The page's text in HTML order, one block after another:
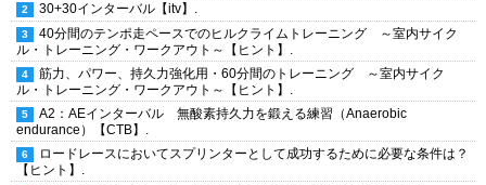
30+30インターバル【itv】.
40分間のテンポ走ペースでのヒルクライムトレーニング ～室内サイク
ル・トレーニング・ワークアウト～【ヒント】.
筋力、パワー、持久力強化用・60分間のトレーニング ～室内サイク
ル・トレーニング・ワークアウト～【ヒント】.
A2：AEインターバル 無酸素持久力を鍛える練習（Anaerobic
endurance）【CTB】.
ロードレースにおいてスプリンターとして成功するために必要な条件は？
【ヒント】.